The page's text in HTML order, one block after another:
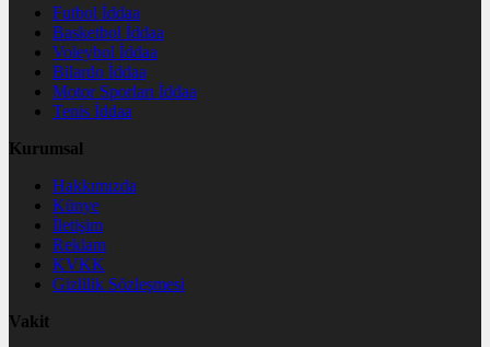
Futbol İddaa
Basketbol İddaa
Voleybol İddaa
Bilardo İddaa
Motor Sporları İddaa
Tenis İddaa
Kurumsal
Hakkımızda
Künye
İletişim
Reklam
KVKK
Gizlilik Sözleşmesi
Vakit